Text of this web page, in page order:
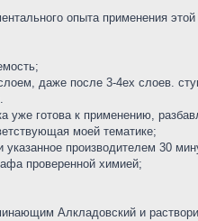
опыта применения
даже после 3-4ех слоев.
уже готова к применению,
моей тематике;
указанное производителем 30
проверенной химией;
Алкладовский и